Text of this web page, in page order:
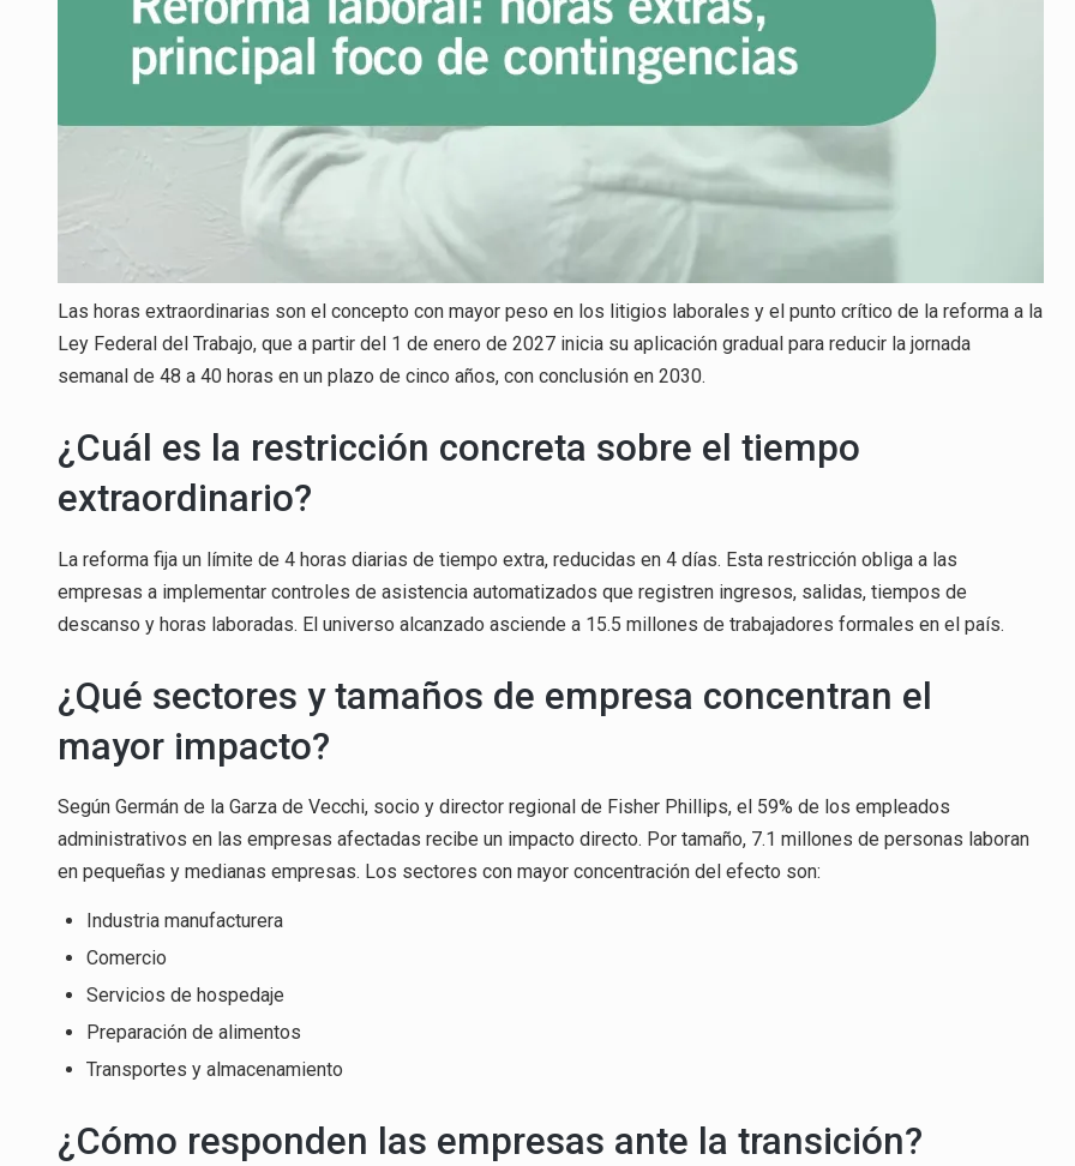
Las horas extraordinarias son el concepto con mayor peso en los litigios laborales y el punto crítico de la reforma a la
Ley Federal del Trabajo, que a partir del 1 de enero de 2027 inicia su aplicación gradual para reducir la jornada
semanal de 48 a 40 horas en un plazo de cinco años, con conclusión en 2030.
¿Cuál es la restricción concreta sobre el tiempo
extraordinario?
La reforma fija un límite de 4 horas diarias de tiempo extra, reducidas en 4 días. Esta restricción obliga a las
empresas a implementar controles de asistencia automatizados que registren ingresos, salidas, tiempos de
descanso y horas laboradas. El universo alcanzado asciende a 15.5 millones de trabajadores formales en el país.
¿Qué sectores y tamaños de empresa concentran el
mayor impacto?
Según Germán de la Garza de Vecchi, socio y director regional de Fisher Phillips, el 59% de los empleados
administrativos en las empresas afectadas recibe un impacto directo. Por tamaño, 7.1 millones de personas laboran
en pequeñas y medianas empresas. Los sectores con mayor concentración del efecto son:
Industria manufacturera
Comercio
Servicios de hospedaje
Preparación de alimentos
Transportes y almacenamiento
¿Cómo responden las empresas ante la transición?